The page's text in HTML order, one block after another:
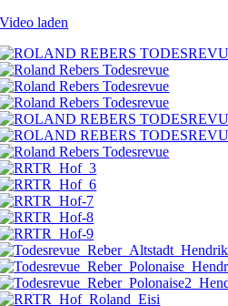
Video laden